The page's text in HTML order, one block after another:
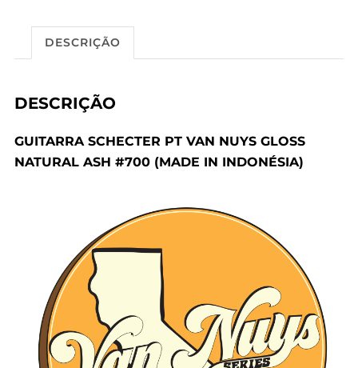
DESCRIÇÃO
DESCRIÇÃO
GUITARRA SCHECTER PT VAN NUYS GLOSS
NATURAL ASH #700 (MADE IN INDONÉSIA)